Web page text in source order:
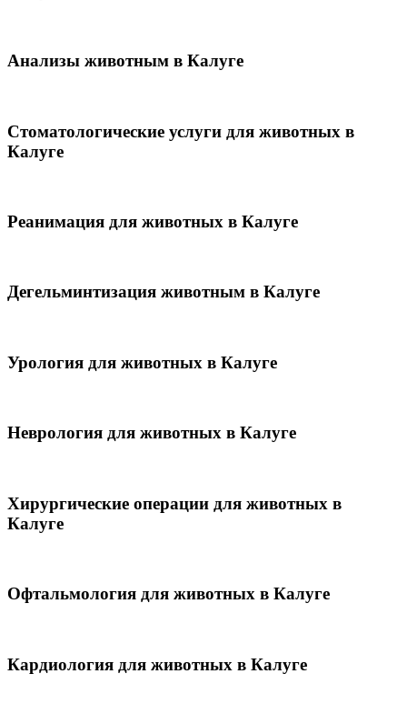
Анализы животным в Калуге
Стоматологические услуги для животных в
Калуге
Реанимация для животных в Калуге
Дегельминтизация животным в Калуге
Урология для животных в Калуге
Неврология для животных в Калуге
Хирургические операции для животных в
Калуге
Офтальмология для животных в Калуге
Кардиология для животных в Калуге